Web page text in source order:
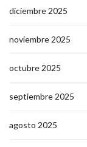
diciembre 2025
noviembre 2025
octubre 2025
septiembre 2025
agosto 2025